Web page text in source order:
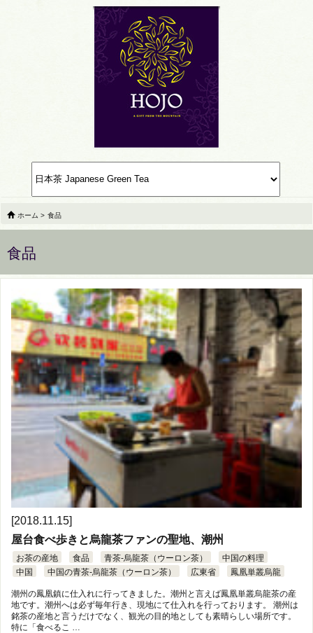
ホーム > 食品
食品
[2018.11.15]
屋台食べ歩きと烏龍茶ファンの聖地、潮州
お茶の産地 食品 青茶-烏龍茶（ウーロン茶）
中国の料理
中国
中国の青茶-烏龍茶（ウーロン茶） 広東省 鳳凰単叢烏龍
潮州の鳳凰鎮に仕入れに行ってきました。潮州と言えば鳳凰単叢烏龍茶の産
地です。潮州へは必ず毎年行き、現地にて仕入れを行っております。 潮州は
銘茶の産地と言うだけでなく、観光の目的地としても素晴らしい場所です。
特に「食べるこ …